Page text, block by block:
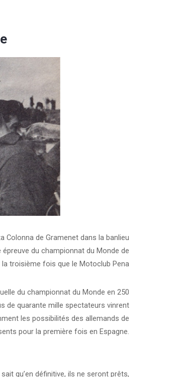
Colonna de Gramenet dans la banlieu
du championnat du Monde de
la troisième fois que le Motoclub Pena
du championnat du Monde en 250
de quarante mille spectateurs vinrent
les possibilités des allemands de
pour la première fois en Espagne.
qu’en définitive, ils ne seront prêts,